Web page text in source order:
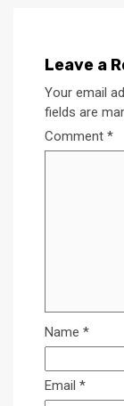
Leave a
Your email
fields are
Comment *
Name *
Email *